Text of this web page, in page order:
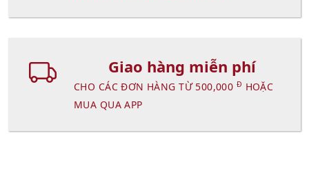
Giao hàng miễn phí
CHO CÁC ĐƠN HÀNG TỪ 500,000 Đ HOẶC
MUA QUA APP